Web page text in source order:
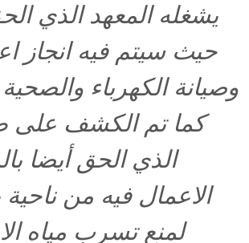
يشغله المعهد الذي
حيث سيتم فيه انجاز
وصيانة الكهرباء
كما تم الكشف على
الذي الحق أيضا
الاعمال فيه من ناحية
لمنع تسرب مياه